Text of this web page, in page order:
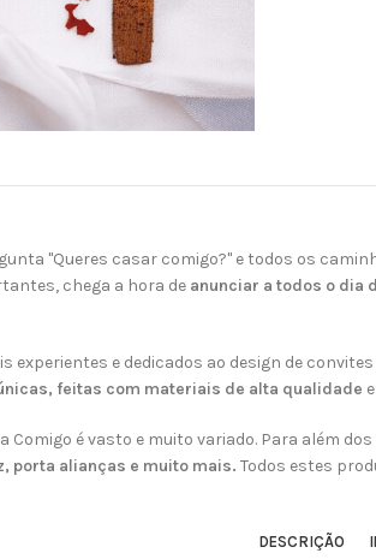
"Queres casar comigo?" e todos os
chega a hora de anunciar a todos o dia
experientes e dedicados ao design de
feitas com materiais de alta qualidade
Comigo é vasto e muito variado. Para além
porta alianças e muito mais. Todos estes
DESCRIÇÃO